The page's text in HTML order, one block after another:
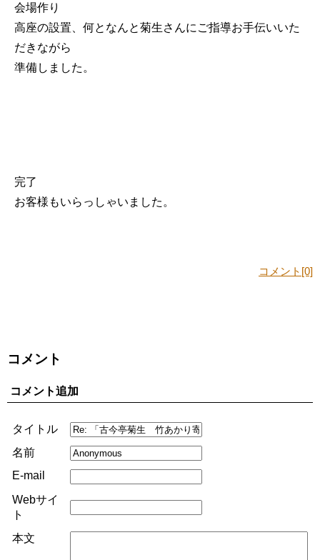
会場作り
高座の設置、何となんと菊生さんにご指導お手伝いいた
だきながら
準備しました。
完了
お客様もいらっしゃいました。
コメント[0]
コメント
コメント追加
タイトル
名前
E-mail
Webサイ
ト
本文